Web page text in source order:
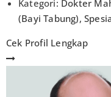
Kategori: Dokter
(Bayi Tabung),
Cek Profil Lengkap